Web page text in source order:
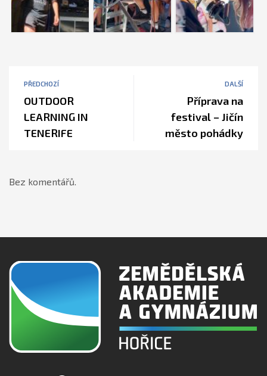
PŘEDCHOZÍ
OUTDOOR
LEARNING IN
TENERIFE
DALŠÍ
Příprava na
festival – Jičín
město pohádky
Bez komentářů.